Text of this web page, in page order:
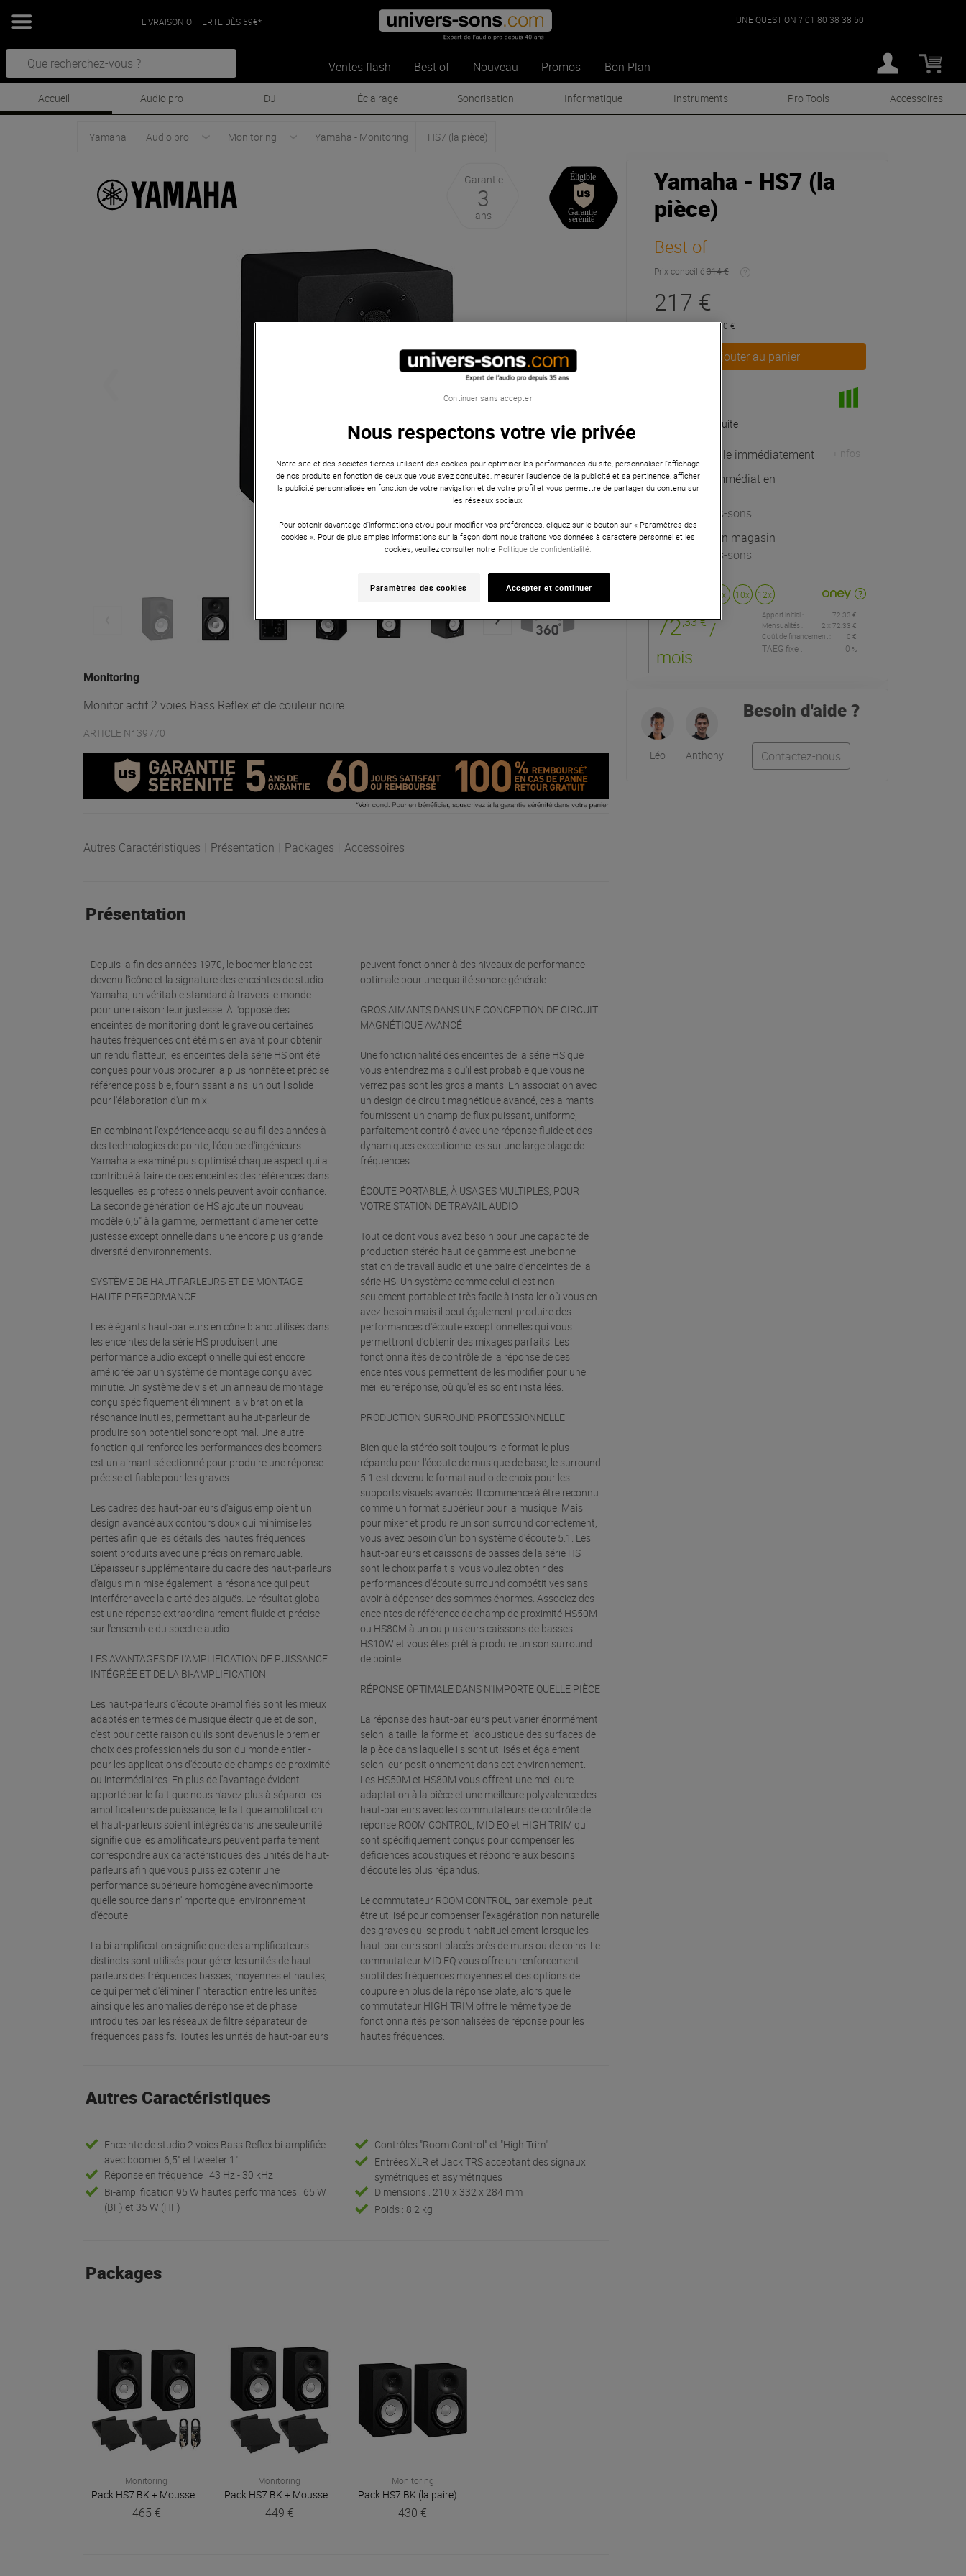
LIVRAISON OFFERTE DÈS 59€*
Ventes flash Best of Nouveau Promos Bon Plan
UNE QUESTION ? 01 80 38 38 50
Accueil Audio pro DJ Éclairage Sonorisation Informatique Instruments Pro Tools Accessoires
Yamaha Audio pro Monitoring Yamaha - Monitoring HS7 (la pièce)
Garantie
3
ans
Monitoring
Monitor actif 2 voies Bass Reflex et de couleur noire.
ARTICLE N° 39770
Autres Caractéristiques Présentation Packages Accessoires
Présentation
Depuis la fin des années 1970, le boomer blanc est
devenu l'icône et la signature des enceintes de studio
Yamaha, un véritable standard à travers le monde
pour une raison : leur justesse. À l'opposé des
enceintes de monitoring dont le grave ou certaines
hautes fréquences ont été mis en avant pour obtenir
un rendu flatteur, les enceintes de la série HS ont été
conçues pour vous procurer la plus honnête et précise
référence possible, fournissant ainsi un outil solide
pour l'élaboration d'un mix.
En combinant l'expérience acquise au fil des années à
des technologies de pointe, l'équipe d'ingénieurs
Yamaha a examiné puis optimisé chaque aspect qui a
contribué à faire de ces enceintes des références dans
lesquelles les professionnels peuvent avoir confiance.
La seconde génération de HS ajoute un nouveau
modèle 6,5" à la gamme, permettant d'amener cette
justesse exceptionnelle dans une encore plus grande
diversité d'environnements.
SYSTÈME DE HAUT-PARLEURS ET DE MONTAGE
HAUTE PERFORMANCE
Les élégants haut-parleurs en cône blanc utilisés dans
les enceintes de la série HS produisent une
performance audio exceptionnelle qui est encore
améliorée par un système de montage conçu avec
minutie. Un système de vis et un anneau de montage
conçu spécifiquement éliminent la vibration et la
résonance inutiles, permettant au haut-parleur de
produire son potentiel sonore optimal. Une autre
fonction qui renforce les performances des boomers
est un aimant sélectionné pour produire une réponse
précise et fiable pour les graves.
Les cadres des haut-parleurs d'aigus emploient un
design avancé aux contours doux qui minimise les
pertes afin que les détails des hautes fréquences
soient produits avec une précision remarquable.
L'épaisseur supplémentaire du cadre des haut-parleurs
d'aigus minimise également la résonance qui peut
interférer avec la clarté des aiguës. Le résultat global
est une réponse extraordinairement fluide et précise
sur l'ensemble du spectre audio.
LES AVANTAGES DE L'AMPLIFICATION DE PUISSANCE
INTÉGRÉE ET DE LA BI-AMPLIFICATION
Les haut-parleurs d'écoute bi-amplifiés sont les mieux
adaptés en termes de musique électrique et de son,
c'est pour cette raison qu'ils sont devenus le premier
choix des professionnels du son du monde entier -
pour les applications d'écoute de champs de proximité
ou intermédiaires. En plus de l'avantage évident
apporté par le fait que nous n'avez plus à séparer les
amplificateurs de puissance, le fait que amplification
et haut-parleurs soient intégrés dans une seule unité
signifie que les amplificateurs peuvent parfaitement
correspondre aux caractéristiques des unités de haut-
parleurs afin que vous puissiez obtenir une
performance supérieure homogène avec n'importe
quelle source dans n'importe quel environnement
d'écoute.
La bi-amplification signifie que des amplificateurs
distincts sont utilisés pour gérer les unités de haut-
parleurs des fréquences basses, moyennes et hautes,
ce qui permet d'éliminer l'interaction entre les unités
ainsi que les anomalies de réponse et de phase
introduites par les réseaux de filtre séparateur de
fréquences passifs. Toutes les unités de haut-parleurs
peuvent fonctionner à des niveaux de performance
optimale pour une qualité sonore générale.
GROS AIMANTS DANS UNE CONCEPTION DE CIRCUIT
MAGNÉTIQUE AVANCÉ
Une fonctionnalité des enceintes de la série HS que
vous entendrez mais qu'il est probable que vous ne
verrez pas sont les gros aimants. En association avec
un design de circuit magnétique avancé, ces aimants
fournissent un champ de flux puissant, uniforme,
parfaitement contrôlé avec une réponse fluide et des
dynamiques exceptionnelles sur une large plage de
fréquences.
ÉCOUTE PORTABLE, À USAGES MULTIPLES, POUR
VOTRE STATION DE TRAVAIL AUDIO
Tout ce dont vous avez besoin pour une capacité de
production stéréo haut de gamme est une bonne
station de travail audio et une paire d'enceintes de la
série HS. Un système comme celui-ci est non
seulement portable et très facile à installer où vous en
avez besoin mais il peut également produire des
performances d'écoute exceptionnelles qui vous
permettront d'obtenir des mixages parfaits. Les
fonctionnalités de contrôle de la réponse de ces
enceintes vous permettent de les modifier pour une
meilleure réponse, où qu'elles soient installées.
PRODUCTION SURROUND PROFESSIONNELLE
Bien que la stéréo soit toujours le format le plus
répandu pour l'écoute de musique de base, le surround
5.1 est devenu le format audio de choix pour les
supports visuels avancés. Il commence à être reconnu
comme un format supérieur pour la musique. Mais
pour mixer et produire un son surround correctement,
vous avez besoin d'un bon système d'écoute 5.1. Les
haut-parleurs et caissons de basses de la série HS
sont le choix parfait si vous voulez obtenir des
performances d'écoute surround compétitives sans
avoir à dépenser des sommes énormes. Associez des
enceintes de référence de champ de proximité HS50M
ou HS80M à un ou plusieurs caissons de basses
HS10W et vous êtes prêt à produire un son surround
de pointe.
RÉPONSE OPTIMALE DANS N'IMPORTE QUELLE PIÈCE
La réponse des haut-parleurs peut varier énormément
selon la taille, la forme et l'acoustique des surfaces de
la pièce dans laquelle ils sont utilisés et également
selon leur positionnement dans cet environnement.
Les HS50M et HS80M vous offrent une meilleure
adaptation à la pièce et une meilleure polyvalence des
haut-parleurs avec les commutateurs de contrôle de
réponse ROOM CONTROL, MID EQ et HIGH TRIM qui
sont spécifiquement conçus pour compenser les
déficiences acoustiques et répondre aux besoins
d'écoute les plus répandus.
Le commutateur ROOM CONTROL, par exemple, peut
être utilisé pour compenser l'exagération non naturelle
des graves qui se produit habituellement lorsque les
haut-parleurs sont placés près de murs ou de coins. Le
commutateur MID EQ vous offre un renforcement
subtil des fréquences moyennes et des options de
coupure en plus de la réponse plate, alors que le
commutateur HIGH TRIM offre le même type de
fonctionnalités personnalisées de réponse pour les
hautes fréquences.
Autres Caractéristiques
Enceinte de studio 2 voies Bass Reflex bi-amplifiée
avec boomer 6,5" et tweeter 1"
Réponse en fréquence : 43 Hz - 30 kHz
Bi-amplification 95 W hautes performances : 65 W
(BF) et 35 W (HF)
Contrôles "Room Control" et "High Trim"
Entrées XLR et Jack TRS acceptant des signaux
symétriques et asymétriques
Dimensions : 210 x 332 x 284 mm
Poids : 8,2 kg
Packages
Monitoring
Pack HS7 BK + Mousses + Câbles (la paire) Yamaha
465 €
Monitoring
Pack HS7 BK + Mousses Isolantes (la paire) Yamaha
449 €
Monitoring
Pack HS7 BK (la paire) Yamaha
430 €
Yamaha - HS7 (la
pièce)
Best of
Prix conseillé 314 €
217 €
dont éco-part : 0,90 €
Ajouter au panier
Livraison Gratuite
Expédiable immédiatement +infos
Retrait immédiat en
magasin
à Univers-sons
Exposé en magasin
à Univers-sons
4x 10x 12x
72,33 € /
mois
Apport initial :
72.33 €
Mensualités :
2 x 72.33 €
Coût de financement :
0 €
TAEG fixe : 0 %
Léo Anthony
Besoin d'aide ?
Contactez-nous
Nous respectons votre vie privée
Notre site et des sociétés tierces utilisent des cookies pour optimiser les performances du site, personnaliser l’affichage
de nos produits en fonction de ceux que vous avez consultés, mesurer l'audience de la publicité et sa pertinence, afficher
la publicité personnalisée en fonction de votre navigation et de votre profil et vous permettre de partager du contenu sur
les réseaux sociaux.
Pour obtenir davantage d'informations et/ou pour modifier vos préférences, cliquez sur le bouton sur « Paramètres des
cookies ». Pour de plus amples informations sur la façon dont nous traitons vos données à caractère personnel et les
cookies, veuillez consulter notre Politique de confidentialité.
Paramètres des cookies Accepter et continuer
Continuer sans accepter